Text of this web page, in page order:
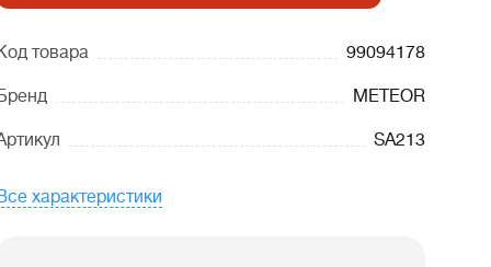
товара 99094178
METEOR
SA213
характеристики